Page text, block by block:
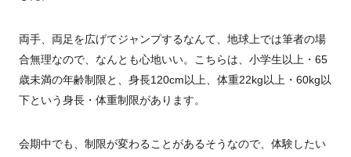
両手、両足を広げてジャンプするなんて、地球上では筆者の場
合無理なので、なんとも心地いい。こちらは、小学生以上・ 65
歳未満の年齢制限と、身長120cm以上、体重22kg以上・ 60kg以
下という身長・体重制限があります。
会期中でも、制限が変わることがあるそうなので、体験したい